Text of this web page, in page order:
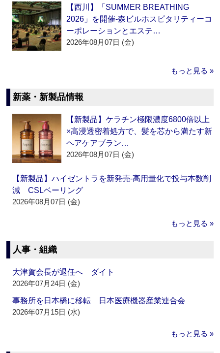
【西川】「SUMMER BREATHING
2026」を開催‐森ビルホスピタリティーコ
ーポレーションとエステ…
2026年08月07日 (金)
もっと見る »
新薬・新製品情報
【新製品】ケラチン極限濃度6800倍以上
×高浸透密着処方で、髪を芯から満たす新
ヘアケアブラン…
2026年08月07日 (金)
【新製品】ハイゼントラを新発売‐高用量化で投与本数削
減 CSLベーリング
2026年08月07日 (金)
もっと見る »
人事・組織
大津賀会長が退任へ ダイト
2026年07月24日 (金)
事務所を日本橋に移転 日本医療機器産業連合会
2026年07月15日 (水)
もっと見る »